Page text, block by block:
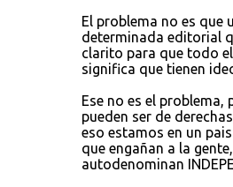
El problema no es que
determinada editorial
clarito para que todo
significa que tienen
Ese no es el problema,
pueden ser de
eso estamos en un
que engañan a la
autodenominan